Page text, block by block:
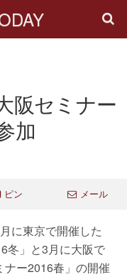
阪セミナー
加
ピン メール
に東京で開催した
冬」と3月に大阪で
ー2016春」の開催